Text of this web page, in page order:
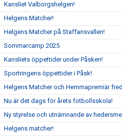
Kansliet Valborgshelgen!
Helgens Matcher!
Helgens Matcher på Staffansvallen!
Sommarcamp 2025
Kansliets öppettider under Påsken!
Sportringens öppettider i Påsk!
Helgens Matcher och Hemmapremiär
Nu är det dags för årets fotbollsskola!
Ny styrelse och utnämnande av
Helgens matcher!